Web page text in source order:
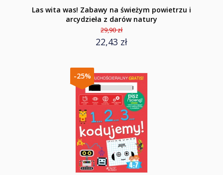
Las wita was! Zabawy na świeżym powietrzu i
arcydzieła z darów natury
29,90 zł
22,43 zł
-25%